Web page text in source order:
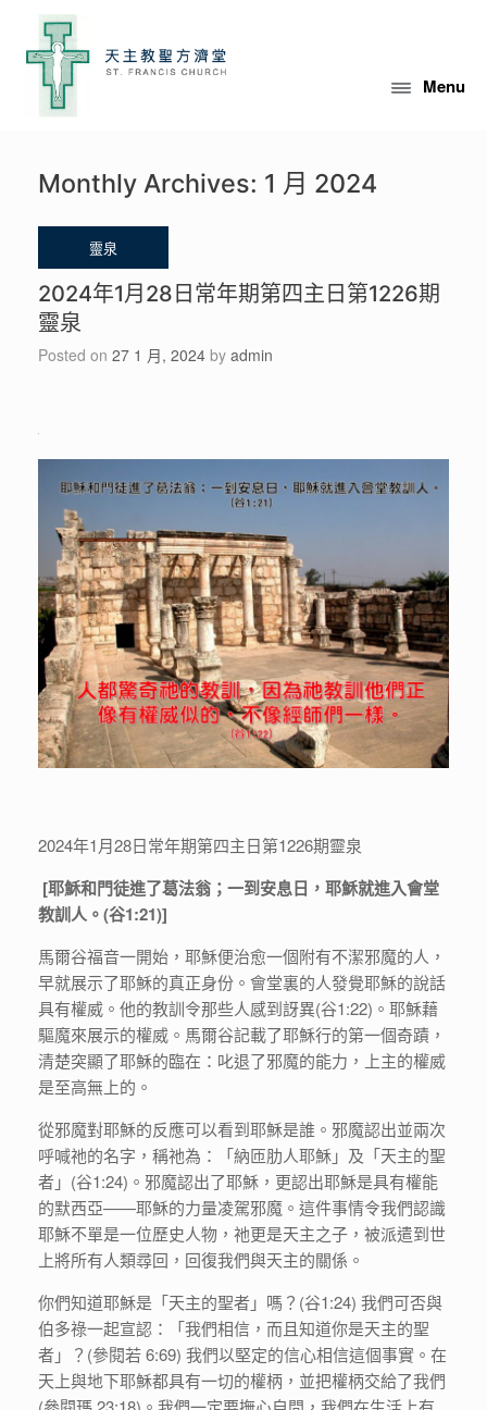
content
Menu
Monthly Archives: 1 月 2024
2024年1月28日常年期第四主日第1226期
靈泉
Posted on 27 1 月, 2024 by admin
2024年1月28日常年期第四主日第1226期靈泉
[耶穌和門徒進了葛法翁；一到安息日，耶穌就進入會堂
教訓人。(谷1:21)]
馬爾谷福音一開始，耶穌便治愈一個附有不潔邪魔的人，
早就展示了耶穌的真正身份。會堂裏的人發覺耶穌的說話
具有權威。他的教訓令那些人感到訝異(谷1:22)。耶穌藉
驅魔來展示的權威。馬爾谷記載了耶穌行的第一個奇蹟，
清楚突顯了耶穌的臨在：叱退了邪魔的能力，上主的權威
是至高無上的。
從邪魔對耶穌的反應可以看到耶穌是誰。邪魔認出並兩次
呼喊祂的名字，稱祂為：「納匝肋人耶穌」及「天主的聖
者」(谷1:24)。邪魔認出了耶穌，更認出耶穌是具有權能
的默西亞——耶穌的力量凌駕邪魔。這件事情令我們認識
耶穌不單是一位歷史人物，祂更是天主之子，被派遣到世
上將所有人類尋回，回復我們與天主的關係。
你們知道耶穌是「天主的聖者」嗎？(谷1:24) 我們可否與
伯多祿一起宣認：「我們相信，而且知道你是天主的聖
者」？(參閱若 6:69) 我們以堅定的信心相信這個事實。在
天上與地下耶穌都具有一切的權柄，並把權柄交給了我們